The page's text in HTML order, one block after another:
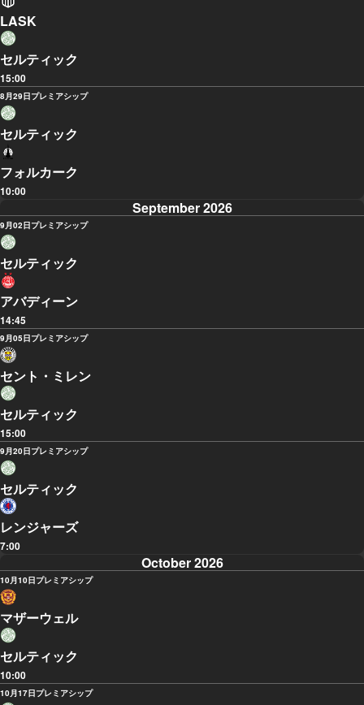
LASK
セルティック
15:00
8月29日プレミアシップ
セルティック
フォルカーク
10:00
September 2026
9月02日プレミアシップ
セルティック
アバディーン
14:45
9月05日プレミアシップ
セント・ミレン
セルティック
15:00
9月20日プレミアシップ
セルティック
レンジャーズ
7:00
October 2026
10月10日プレミアシップ
マザーウェル
セルティック
10:00
10月17日プレミアシップ